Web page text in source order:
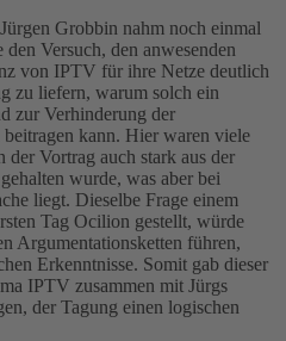
Grobbin nahm noch einmal
Versuch, den anwesenden
von IPTV für ihre Netze deutlich
zu liefern, warum solch ein
zur Verhinderung der
kann. Hier waren viele
der Vortrag auch stark aus der
wurde, was aber bei
liegt. Dieselbe Frage einem
Tag Ocilion gestellt, würde
Argumentationsketten führen,
Erkenntnisse. Somit gab dieser
IPTV zusammen mit Jürgs
der Tagung einen logischen